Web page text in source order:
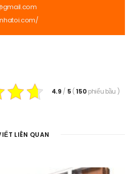
4.9 / 5 ( 150 phiếu bầu )
LIÊN QUAN